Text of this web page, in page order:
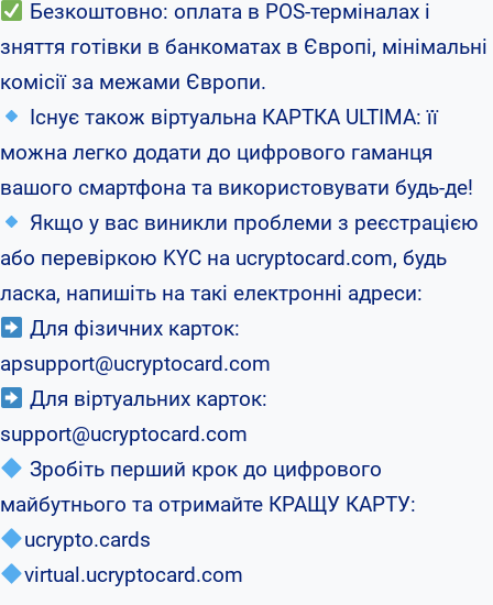
Безкоштовно: оплата в POS-терміналах і
зняття готівки в банкоматах в Європі, мінімальні
комісії за межами Європи.
Існує також віртуальна КАРТКА ULTIMA: її
можна легко додати до цифрового гаманця
вашого смартфона та використовувати будь-де!
Якщо у вас виникли проблеми з реєстрацією
або перевіркою KYC на ucryptocard.com, будь
ласка, напишіть на такі електронні адреси:
Для фізичних карток:
apsupport@ucryptocard.com
Для віртуальних карток:
support@ucryptocard.com
Зробіть перший крок до цифрового
майбутнього та отримайте КРАЩУ КАРТУ:
ucrypto.cards
virtual.ucryptocard.com